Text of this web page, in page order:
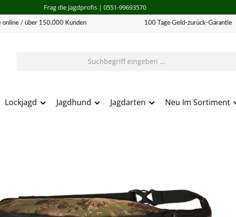
Frag die Jagdprofis| 0551-99693570
online / über 150.000 Kunden 100 Tage Geld-zurück-Garantie
Lockjagd Jagdhund Jagdarten Neu Im Sortiment